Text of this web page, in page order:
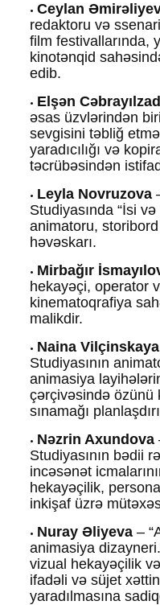
• Ceylan
redaktoru və
film festivallarında,
kinotənqid
edib.
• Elşən
əsas üzvlərindən
sevgisini təbliğ
yaradıcılığı və
təcrübəsindən
• Leyla Novruzova
Studiyasında “İsi və
animatoru,
həvəskarı.
• Mirbağır
hekayəçi, operator
kinematoqrafiya
malikdir.
• Naina Vilçinskaya
Studiyasının
animasiya
çərçivəsində özünü
sınamağı
• Nəzrin Axundova
Studiyasının bədii
incəsənət
hekayəçilik,
inkişaf üzrə
• Nuray Əliyeva–
animasiya
vizual hekayəçilik
ifadəli və süjet
yaradılmasına